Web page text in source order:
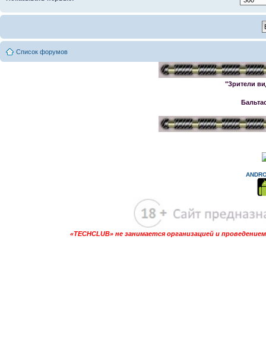
Список форумов
"Зрители
«TECHCLUB» не занимается организацией и